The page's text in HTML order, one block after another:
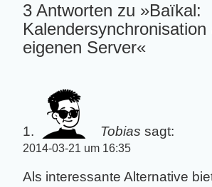
3 Antworten zu »Baïkal:
Kalendersynchronisation
eigenen Server«
Tobias sagt:
2014-03-21 um 16:35
Als interessante Alternative